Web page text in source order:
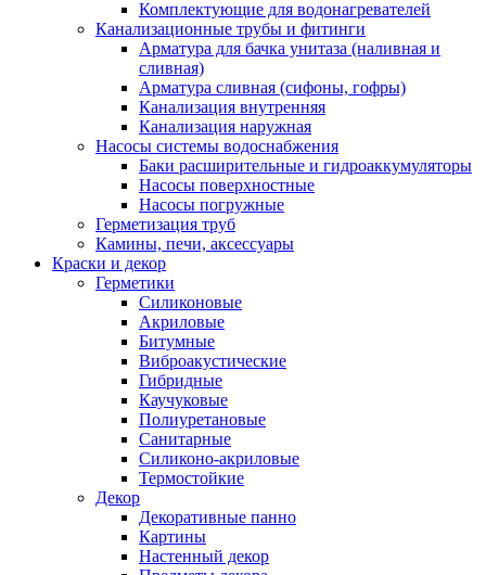
Комплектующие для водонагревателей
Канализационные трубы и фитинги
Арматура для бачка унитаза (наливная и
сливная)
Арматура сливная (сифоны, гофры)
Канализация внутренняя
Канализация наружная
Насосы системы водоснабжения
Баки расширительные и гидроаккумуляторы
Насосы поверхностные
Насосы погружные
Герметизация труб
Камины, печи, аксессуары
Краски и декор
Герметики
Силиконовые
Акриловые
Битумные
Виброакустические
Гибридные
Каучуковые
Полиуретановые
Санитарные
Силиконо-акриловые
Термостойкие
Декор
Декоративные панно
Картины
Настенный декор